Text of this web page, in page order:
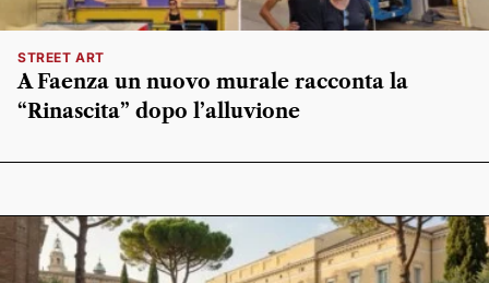
STREET ART
A Faenza un nuovo murale racconta la
“Rinascita” dopo l’alluvione